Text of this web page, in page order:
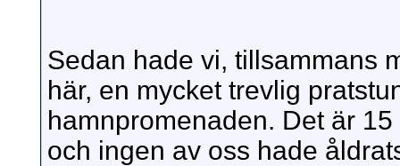
Sedan hade vi, tillsammans
här, en mycket trevlig
hamnpromenaden. Det är
och ingen av oss hade